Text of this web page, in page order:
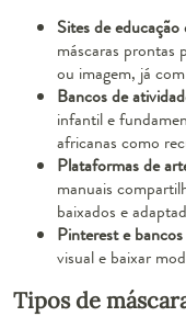
Sites de
máscaras
ou imagem, já
Bancos de
infantil e
africanas como
Plataformas de
manuais
baixados e
Pinterest e
visual e baixar
Tipos de